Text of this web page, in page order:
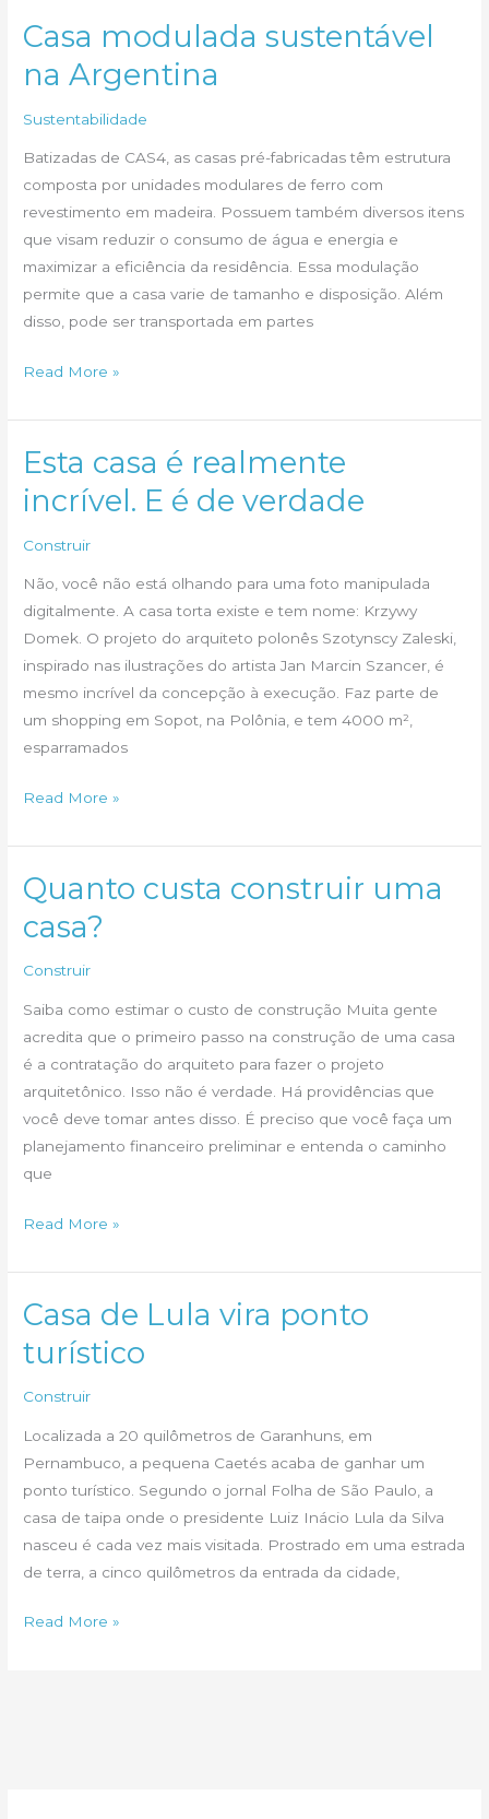
em
reforma?
Casa modulada sustentável
na Argentina
Sustentabilidade
Batizadas de CAS4, as casas pré-fabricadas têm estrutura
composta por unidades modulares de ferro com
revestimento em madeira. Possuem também diversos itens
que visam reduzir o consumo de água e energia e
maximizar a eficiência da residência. Essa modulação
permite que a casa varie de tamanho e disposição. Além
disso, pode ser transportada em partes
Casa
sustentável
na
Read More »
Esta casa é realmente
incrível. E é de verdade
Construir
Não, você não está olhando para uma foto manipulada
digitalmente. A casa torta existe e tem nome: Krzywy
Domek. O projeto do arquiteto polonês Szotynscy Zaleski,
inspirado nas ilustrações do artista Jan Marcin Szancer, é
mesmo incrível da concepção à execução. Faz parte de
um shopping em Sopot, na Polônia, e tem 4000 m²,
esparramados
Esta
é
realmente
incrível.
E
verdade
Read More »
Quanto custa construir uma
casa?
Construir
Saiba como estimar o custo de construção Muita gente
acredita que o primeiro passo na construção de uma casa
é a contratação do arquiteto para fazer o projeto
arquitetônico. Isso não é verdade. Há providências que
você deve tomar antes disso. É preciso que você faça um
planejamento financeiro preliminar e entenda o caminho
que
Quanto
construir
uma
casa?
Read More »
Casa de Lula vira ponto
turístico
Construir
Localizada a 20 quilômetros de Garanhuns, em
Pernambuco, a pequena Caetés acaba de ganhar um
ponto turístico. Segundo o jornal Folha de São Paulo, a
casa de taipa onde o presidente Luiz Inácio Lula da Silva
nasceu é cada vez mais visitada. Prostrado em uma estrada
de terra, a cinco quilômetros da entrada da cidade,
Casa
Read More »